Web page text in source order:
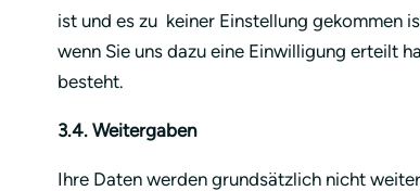
ist und es zu keiner Einstellung gekommen
wenn Sie uns dazu eine Einwilligung erteilt
besteht.
3.4. Weitergaben
Ihre Daten werden grundsätzlich nicht